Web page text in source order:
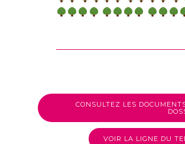
CONSULTEZ LES
VOIR LA LIGNE DU